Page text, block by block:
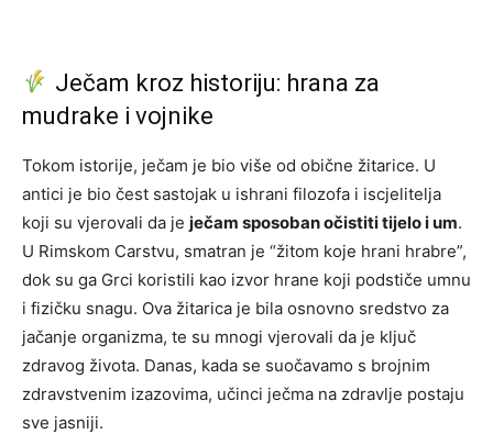
Ječam kroz historiju: hrana za
mudrake i vojnike
Tokom istorije, ječam je bio više od obične žitarice. U
antici je bio čest sastojak u ishrani filozofa i iscjelitelja
koji su vjerovali da je ječam sposoban očistiti tijelo i um.
U Rimskom Carstvu, smatran je “žitom koje hrani hrabre”,
dok su ga Grci koristili kao izvor hrane koji podstiče umnu
i fizičku snagu. Ova žitarica je bila osnovno sredstvo za
jačanje organizma, te su mnogi vjerovali da je ključ
zdravog života. Danas, kada se suočavamo s brojnim
zdravstvenim izazovima, učinci ječma na zdravlje postaju
sve jasniji.